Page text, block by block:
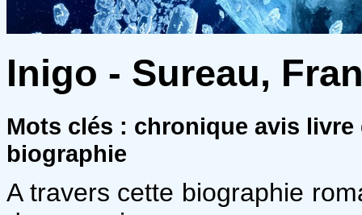
Inigo - Sureau,
Mots clés : chronique avis
biographie
A travers cette biographie